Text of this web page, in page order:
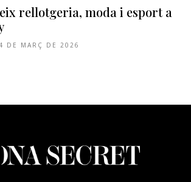
rellotgeria, moda i esport a
DE MARÇ DE 2026